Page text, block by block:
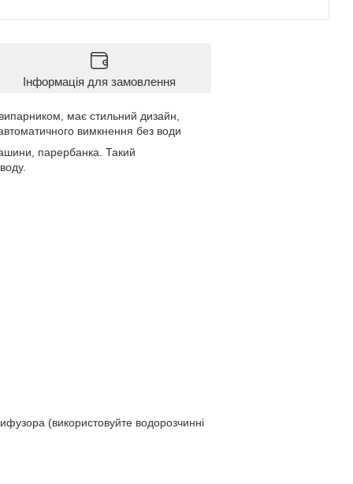
Інформація для замовлення
має стильний дизайн,
вимкнення без води
парербанка. Такий
(використовуйте водорозчинні